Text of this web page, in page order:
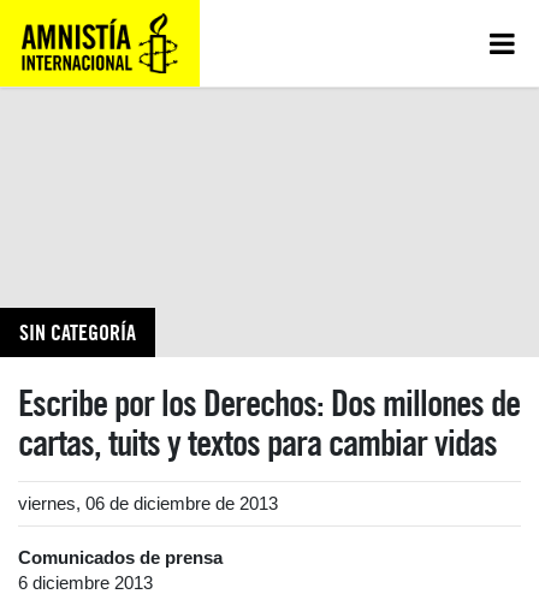
SIN CATEGORÍA
Escribe por los Derechos: Dos millones de
cartas, tuits y textos para cambiar vidas
viernes, 06 de diciembre de 2013
Comunicados de prensa
6 diciembre 2013